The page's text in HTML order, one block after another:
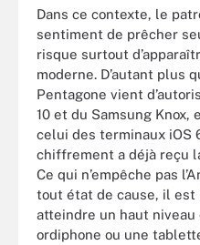
Dans ce contexte, le
sentiment de prêcher
risque surtout
moderne. D’autant plus
Pentagone vient
10 et du Samsung
celui des terminaux iOS
chiffrement a déjà reçu
Ce qui n’empêche pas
tout état de cause, il est
atteindre un haut niveau
ordiphone ou une